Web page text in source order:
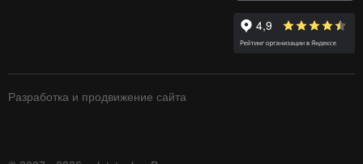
Разработка и продвижение сайта